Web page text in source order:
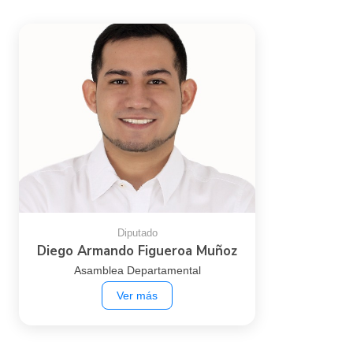
Diputado
Diego Armando Figueroa Muñoz
Asamblea Departamental
Ver más
Diego Armando Figueroa
Muñoz
Asamblea Departamental
Dependencia:
Asamblea
Subdependencia:
Diputado
putumayoasamblea17@gmail.com
Fecha de ingreso:
2024-01-01
← Volver